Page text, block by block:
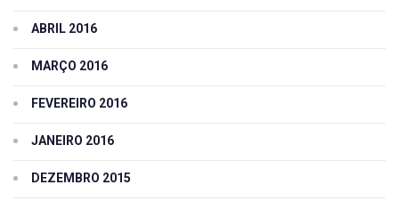
ABRIL 2016
MARÇO 2016
FEVEREIRO 2016
JANEIRO 2016
DEZEMBRO 2015